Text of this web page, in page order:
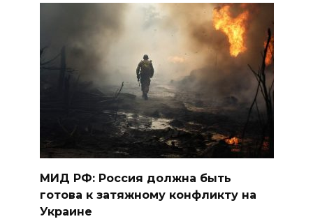
МИД РФ: Россия должна быть
готова к затяжному конфликту на
Украине